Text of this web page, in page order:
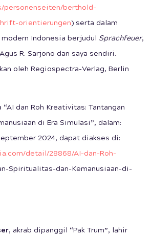
personenseiten/berthold-
orientierungen) serta dalam
Indonesia berjudul Sprachfeuer,
R. Sarjono dan saya sendiri.
oleh Regiospectra-Verlag, Berlin
dan Roh Kreativitas: Tantangan
di Era Simulasi”, dalam:
2024, dapat diakses di:
detail/28868/AI-dan-Roh-
Spiritualitas-dan-Kemanusiaan-di-
, akrab dipanggil “Pak Trum”, lahir